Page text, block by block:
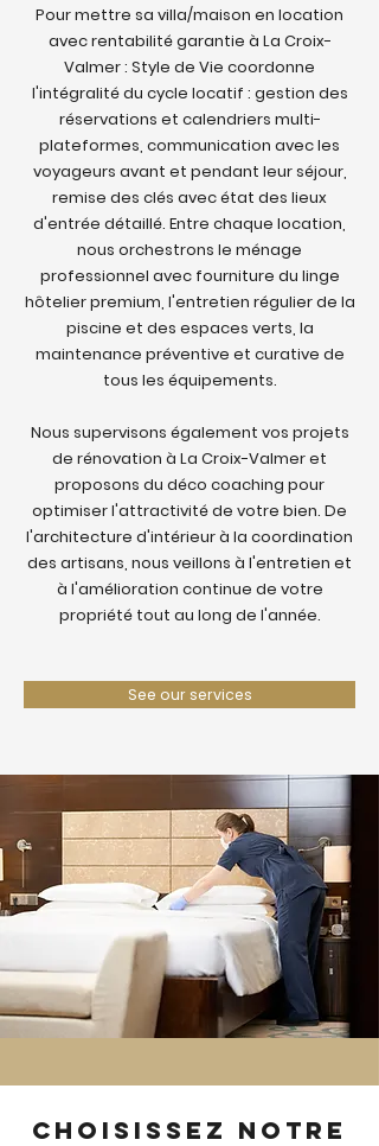
Pour mettre sa villa/maison en location
avec rentabilité garantie à La Croix-
Valmer : Style de Vie coordonne
l'intégralité du cycle locatif : gestion des
réservations et calendriers multi-
plateformes, communication avec les
voyageurs avant et pendant leur séjour,
remise des clés avec état des lieux
d'entrée détaillé. Entre chaque location,
nous orchestrons le ménage
professionnel avec fourniture du linge
hôtelier premium, l'entretien régulier de la
piscine et des espaces verts, la
maintenance préventive et curative de
tous les équipements.
Nous supervisons également vos projets
de rénovation à La Croix-Valmer et
proposons du déco coaching pour
optimiser l'attractivité de votre bien. De
l'architecture d'intérieur à la coordination
des artisans, nous veillons à l'entretien et
à l'amélioration continue de votre
propriété tout au long de l'année.
See our services
Choisissez notre